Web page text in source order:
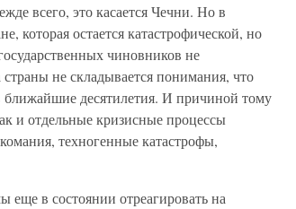
всего, это касается Чечни. Но в
которая остается катастрофической, но
чиновников не
страны не складывается понимания, что
ближайшие десятилетия. И причиной тому
и отдельные кризисные процессы
техногенные катастрофы,
в состоянии отреагировать на